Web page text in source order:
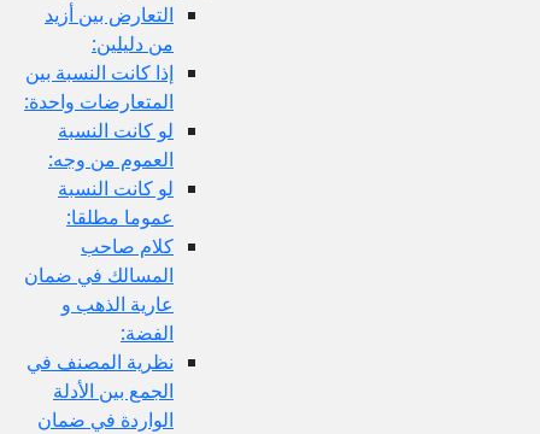
التعارض بين أزيد
من دليلين:
إذا كانت النسبة بين
المتعارضات واحدة:
لو كانت النسبة
العموم من وجه:
لو كانت النسبة
عموما مطلقا:
كلام صاحب
المسالك في ضمان
عارية الذهب و
الفضة:
نظرية المصنف في
الجمع بين الأدلة
الواردة في ضمان